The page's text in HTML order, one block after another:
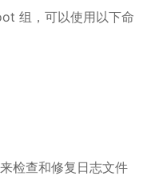
组，可以使用以下命
检查和修复日志文件